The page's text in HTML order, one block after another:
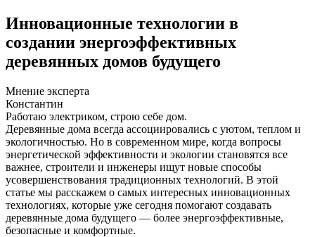
Инновационные технологии в
создании энергоэффективных
деревянных домов будущего
Мнение эксперта
Константин
Работаю электриком, строю себе дом.
Деревянные дома всегда ассоциировались с уютом, теплом и
экологичностью. Но в современном мире, когда вопросы
энергетической эффективности и экологии становятся все
важнее, строители и инженеры ищут новые способы
усовершенствования традиционных технологий. В этой
статье мы расскажем о самых интересных инновационных
технологиях, которые уже сегодня помогают создавать
деревянные дома будущего — более энергоэффективные,
безопасные и комфортные.